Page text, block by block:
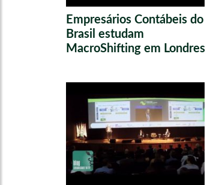
Empresários Contábeis do
Brasil estudam
MacroShifting em Londres